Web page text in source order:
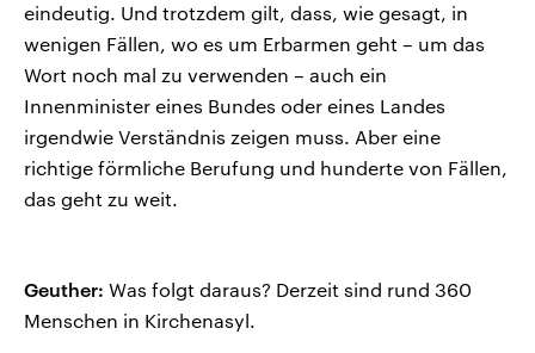
eindeutig. Und trotzdem gilt, dass, wie gesagt, in
wenigen Fällen, wo es um Erbarmen geht – um das
Wort noch mal zu verwenden – auch ein
Innenminister eines Bundes oder eines Landes
irgendwie Verständnis zeigen muss. Aber eine
richtige förmliche Berufung und hunderte von Fällen,
das geht zu weit.
Geuther: Was folgt daraus? Derzeit sind rund 360
Menschen in Kirchenasyl.